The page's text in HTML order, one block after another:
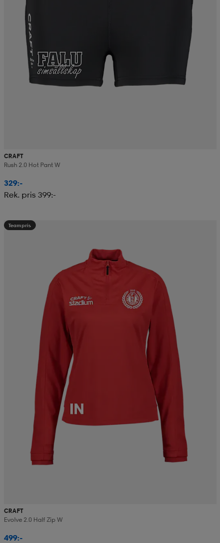
CRAFT
Rush 2.0 Hot Pant W
329:-
Rek. pris 399:-
Teampris
CRAFT
Evolve 2.0 Half Zip W
499:-